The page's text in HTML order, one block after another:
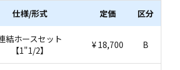
仕様/形式 定価 区分
結ホースセット
【1"1/2】
¥ 18,700 B